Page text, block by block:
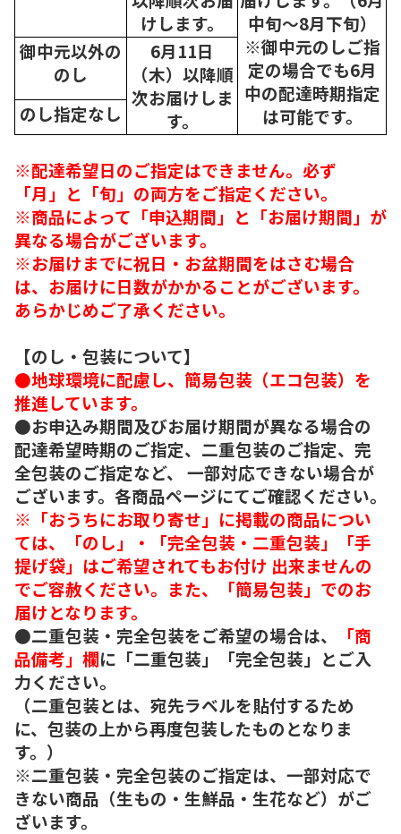
けします。
中旬～8月下旬）
※御中元のしご指
定の場合でも6月
中の配達時期指定
は可能です。
御中元以外の
のし
6月11日
（木）以降順
次お届けしま
す。
のし指定なし
※配達希望日のご指定はできません。必ず
「月」と「旬」の両方をご指定ください。
※商品によって「申込期間」と「お届け期間」が
異なる場合がございます。
※お届けまでに祝日・お盆期間をはさむ場合
は、お届けに日数がかかることがございます。
あらかじめご了承ください。
【のし・包装について】
●地球環境に配慮し、簡易包装（エコ包装）を
推進しています。
●お申込み期間及びお届け期間が異なる場合の
配達希望時期のご指定、二重包装のご指定、完
全包装のご指定など、 一部対応できない場合が
ございます。各商品ページにてご確認ください。
※「おうちにお取り寄せ」に掲載の商品につい
ては、「のし」・「完全包装・二重包装」「手
提げ袋」はご希望されてもお付け 出来ませんの
でご容赦ください。また、「簡易包装」でのお
届けとなります。
●二重包装・完全包装をご希望の場合は、
「商
品備考」欄に「二重包装」「完全包装」とご入
力ください。
（二重包装とは、宛先ラベルを貼付するため
に、包装の上から再度包装したものとなりま
す。）
※二重包装・完全包装のご指定は、一部対応で
きない商品（生もの・生鮮品・生花など）がご
ざいます。